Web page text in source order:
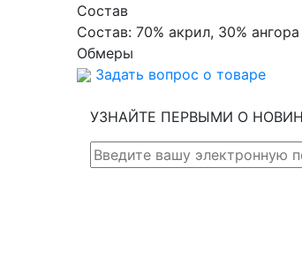
Cостав
Состав: 70% акрил, 30% ангора
Обмеры
Задать вопрос о товаре
УЗНАЙТЕ ПЕРВЫМИ О